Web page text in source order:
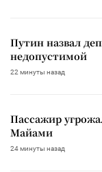
Путин назвал
недопустимой
22 минуты назад
Пассажир
Майами
24 минуты назад